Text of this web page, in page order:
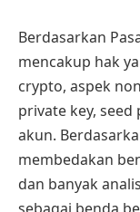
Berdasarkan
mencakup hak
crypto, aspek
private key,
akun.
membedakan
dan banyak